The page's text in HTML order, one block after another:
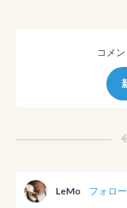
コメ
LeMo フォロー